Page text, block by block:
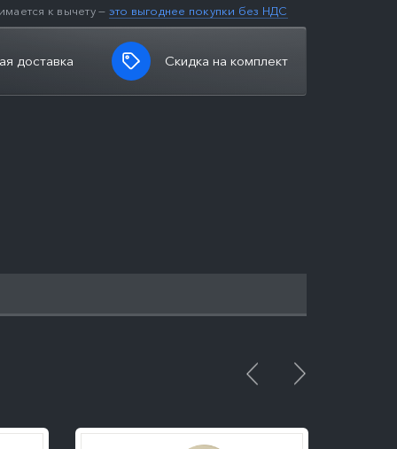
к вычету — это выгоднее покупки без НДС
доставка Скидка на комплект